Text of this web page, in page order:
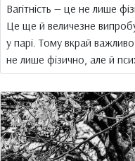
Вагітність — це не лише
Це ще й величезне
у парі. Тому вкрай
не лише фізично, але й